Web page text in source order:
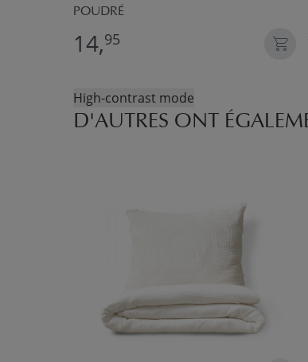
POUDRÉ
14,95
High-contrast mode
D'AUTRES ONT